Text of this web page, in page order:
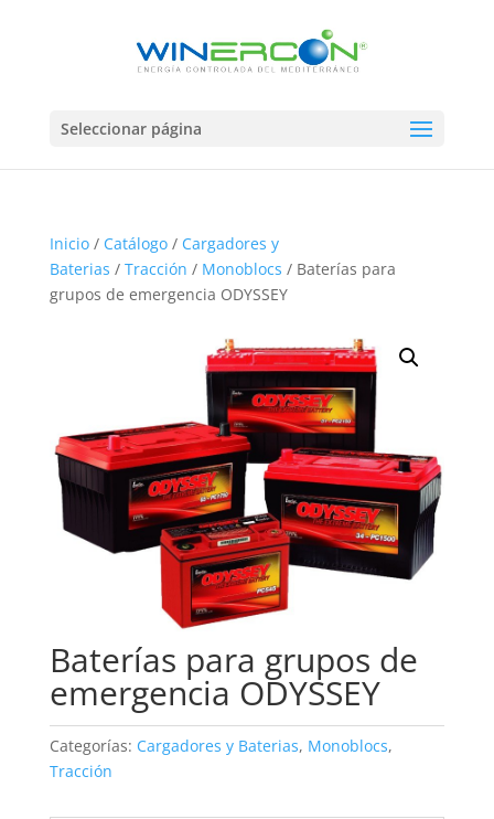
Seleccionar página
Inicio/ Catálogo/ Cargadores y
Baterias / Tracción / Monoblocs / Baterías para
grupos de emergencia ODYSSEY
Baterías para grupos de
emergencia ODYSSEY
Categorías: Cargadores y Baterias, Monoblocs,
Tracción